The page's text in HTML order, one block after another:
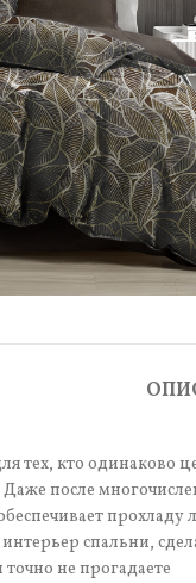
кто одинаково
после
спальни,
не прогадаете